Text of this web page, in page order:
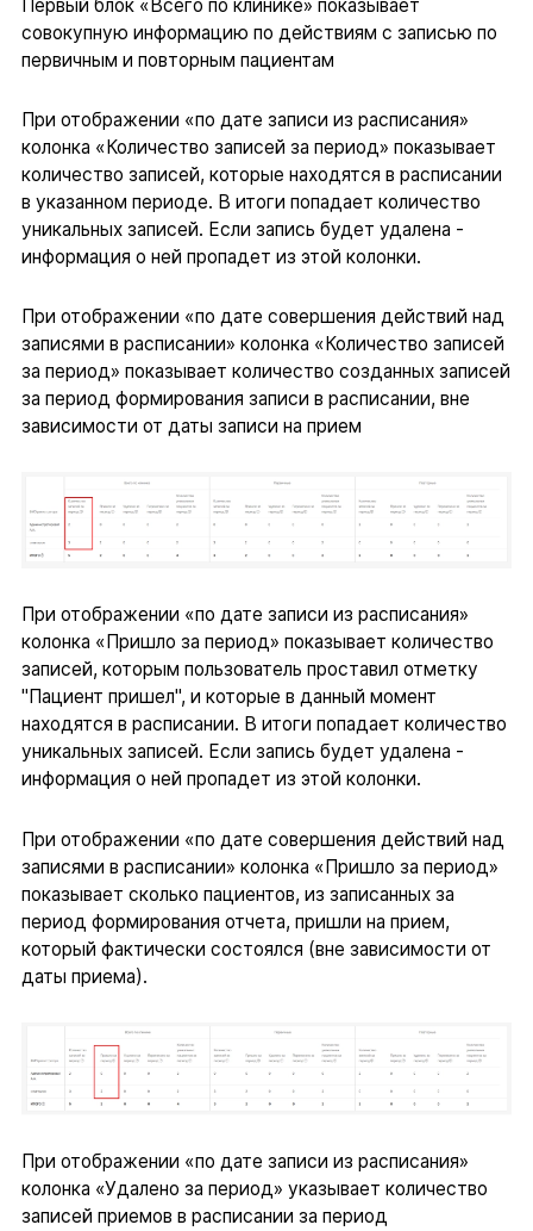
Первый блок «Всего по клинике» показывает
совокупную информацию по действиям с записью по
первичным и повторным пациентам
При отображении «по дате записи из расписания»
колонка «Количество записей за период» показывает
количество записей, которые находятся в расписании
в указанном периоде. В итоги попадает количество
уникальных записей. Если запись будет удалена -
информация о ней пропадет из этой колонки.
При отображении «по дате совершения действий над
записями в расписании» колонка «Количество записей
за период» показывает количество созданных записей
за период формирования записи в расписании, вне
зависимости от даты записи на прием
При отображении «по дате записи из расписания»
колонка «Пришло за период» показывает количество
записей, которым пользователь проставил отметку
"Пациент пришел", и которые в данный момент
находятся в расписании. В итоги попадает количество
уникальных записей. Если запись будет удалена -
информация о ней пропадет из этой колонки.
При отображении «по дате совершения действий над
записями в расписании» колонка «Пришло за период»
показывает сколько пациентов, из записанных за
период формирования отчета, пришли на прием,
который фактически состоялся (вне зависимости от
даты приема).
При отображении «по дате записи из расписания»
колонка «Удалено за период» указывает количество
записей приемов в расписании за период